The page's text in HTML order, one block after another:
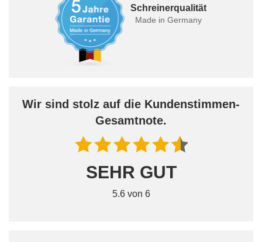
Schreinerqualität
Made in Germany
Wir sind stolz auf die Kundenstimmen-
Gesamtnote.
SEHR GUT
5.6 von 6